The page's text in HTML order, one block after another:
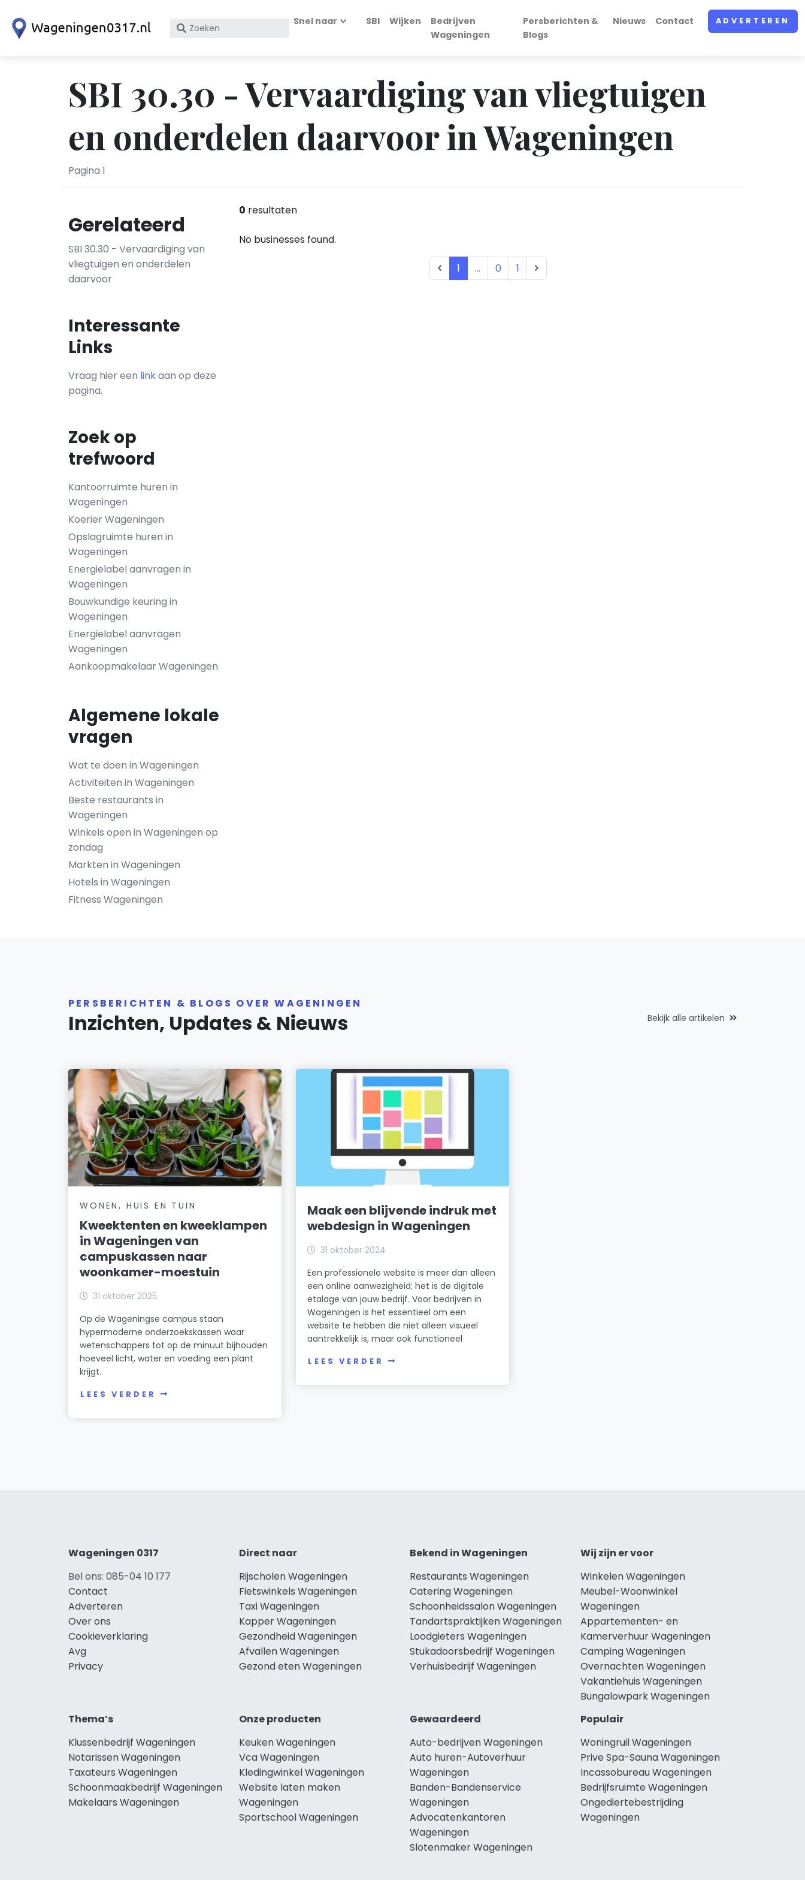
Zoek
KvK
nummer
Snel naar SBI Wijken
Bedrijven
Wageningen
Persberichten &
Blogs
Nieuws Contact ADVERTEREN
SBI 30.30 - Vervaardiging van vliegtuigen
en onderdelen daarvoor in Wageningen
Pagina 1
Gerelateerd
SBI 30.30 - Vervaardiging van
vliegtuigen en onderdelen
daarvoor
Interessante
Links
Vraag hier een linkaan op deze
pagina.
Zoek op
trefwoord
Kantoorruimte huren in
Wageningen
Koerier Wageningen
Opslagruimte huren in
Wageningen
Energielabel aanvragen in
Wageningen
Bouwkundige keuring in
Wageningen
Energielabel aanvragen
Wageningen
Aankoopmakelaar Wageningen
Algemene lokale
vragen
Wat te doen in Wageningen
Activiteiten in Wageningen
Beste restaurants in
Wageningen
Winkels open in Wageningen op
zondag
Markten in Wageningen
Hotels in Wageningen
Fitness Wageningen
0 resultaten
No businesses found.
1 ... 0 1
PERSBERICHTEN & BLOGS OVER WAGENINGEN
Inzichten, Updates & Nieuws Bekijk alle artikelen
WONEN, HUIS EN TUIN
Kweektenten en kweeklampen
in Wageningen van
campuskassen naar
woonkamer-moestuin
31 oktober 2025
Op de Wageningse campus staan
hypermoderne onderzoekskassen waar
wetenschappers tot op de minuut bijhouden
hoeveel licht, water en voeding een plant
krijgt.
LEES VERDER
Maak een blijvende indruk met
webdesign in Wageningen
31 oktober 2024
Een professionele website is meer dan alleen
een online aanwezigheid; het is de digitale
etalage van jouw bedrijf. Voor bedrijven in
Wageningen is het essentieel om een
website te hebben die niet alleen visueel
aantrekkelijk is, maar ook functioneel
LEES VERDER
Wageningen 0317
Bel ons: 085-04 10 177
Contact
Adverteren
Over ons
Cookieverklaring
Avg
Privacy
Direct naar
Rijscholen Wageningen
Fietswinkels Wageningen
Taxi Wageningen
Kapper Wageningen
Gezondheid Wageningen
Afvallen Wageningen
Gezond eten Wageningen
Bekend in Wageningen
Restaurants Wageningen
Catering Wageningen
Schoonheidssalon Wageningen
Tandartspraktijken Wageningen
Loodgieters Wageningen
Stukadoorsbedrijf Wageningen
Verhuisbedrijf Wageningen
Wij zijn er voor
Winkelen Wageningen
Meubel-Woonwinkel
Wageningen
Appartementen- en
Kamerverhuur Wageningen
Camping Wageningen
Overnachten Wageningen
Vakantiehuis Wageningen
Bungalowpark Wageningen
Thema’s
Klussenbedrijf Wageningen
Notarissen Wageningen
Taxateurs Wageningen
Schoonmaakbedrijf Wageningen
Makelaars Wageningen
Onze producten
Keuken Wageningen
Vca Wageningen
Kledingwinkel Wageningen
Website laten maken
Wageningen
Sportschool Wageningen
Gewaardeerd
Auto-bedrijven Wageningen
Auto huren-Autoverhuur
Wageningen
Banden-Bandenservice
Wageningen
Advocatenkantoren
Wageningen
Slotenmaker Wageningen
Populair
Woningruil Wageningen
Prive Spa-Sauna Wageningen
Incassobureau Wageningen
Bedrijfsruimte Wageningen
Ongediertebestrijding
Wageningen